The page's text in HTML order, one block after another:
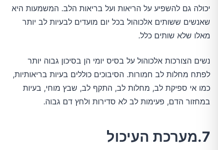
יכולה גם להשפיע על הריאות ועל בריאות הלב. המשמעות היא
שאנשים ששותים אלכוהול בכל יום מועדים לבעיות לב יותר
מאלו שלא שותים כלל.
נשים הצורכות אלכוהול על בסיס יומי הן בסיכון גבוה יותר
לפתח מחלות לב חמורות. הסיבוכים כוללים בעיות בריאותיות,
כמו אי ספיקת לב, מחלות לב, התקף לב, שבץ מוחי, בעיות
במחזור הדם, פעימות לב לא סדירות ולחץ דם גבוה.
7.מערכת העיכול